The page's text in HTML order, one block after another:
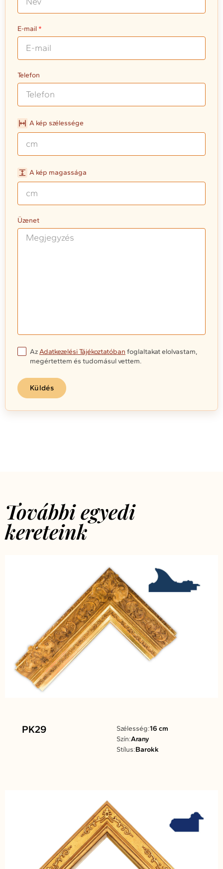
E-mail
Telefon
A kép szélessége
A kép magassága
Üzenet
AzAdatkezelési Tájékoztatóban foglaltakat elolvastam,
megértettem és tudomásul vettem.
Küldés
További egyedi
kereteink
PK29 Szélesség:16 cm
Szín:Arany
Stílus:Barokk